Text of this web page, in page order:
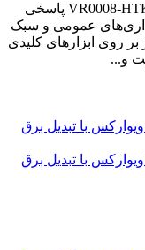
کیت ابزار دستی ویوارکس (Vivarex) مدل VR0008-HTK پاسخی
عمومی و سبک
با تمرکز بر روی ابزارهای کلیدی
و...